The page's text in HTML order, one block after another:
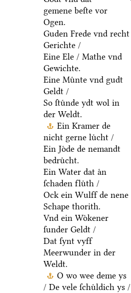
gemene beſte vor
Ogen.
Guden Frede vnd recht
Gerichte /
Eine Ele / Mathe vnd
Gewichte.
Eine Muͤnte vnd gudt
Geldt /
So ſtuͤnde ydt wol in
der Weldt.
Ein Kramer de
nicht gerne luͤcht /
Ein Joͤde de nemandt
bedruͤcht.
Ein Water dat aͤn
ſchaden fluͤth /
Ock ein Wulff de nene
Schape thorith.
Vnd ein Woͤkener
ſunder Geldt /
Dat ſynt vyff
Meerwunder in der
Weldt.
O wo wee deme ys
/ De vele ſchuͤldich ys /